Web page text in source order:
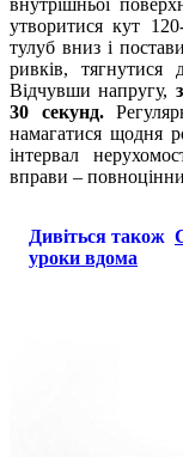
внутрішньої
утворитися кут
тулуб вниз і
ривків,
Відчувши напругу,
30 секунд.
намагатися щодня
інтервал
вправи –
Дивіться також
уроки вдома